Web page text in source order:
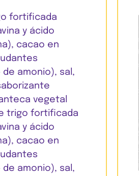
fortificada
y ácido
cacao en
amonio), sal,
vegetal
trigo fortificada
y ácido
cacao en
amonio), sal,